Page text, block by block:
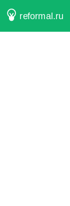
reformal.ru